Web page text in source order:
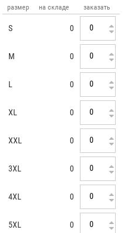
размер на складе заказать
S 0
M 0
L 0
XL 0
XXL 0
3XL 0
4XL 0
5XL 0